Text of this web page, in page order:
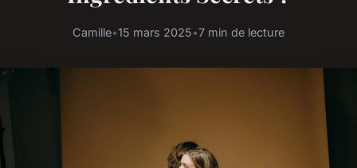
Camille•15 mars 2025•7 min de lecture